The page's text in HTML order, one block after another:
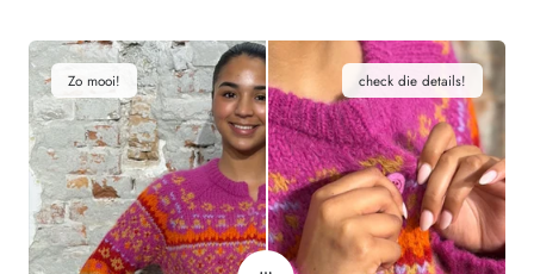
Zo mooi! check die details!